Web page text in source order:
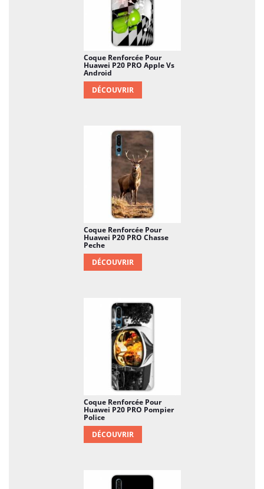
Coque Renforcée Pour
Huawei P20 PRO Apple Vs
Android
DÉCOUVRIR
Coque Renforcée Pour
Huawei P20 PRO Chasse
Peche
DÉCOUVRIR
Coque Renforcée Pour
Huawei P20 PRO Pompier
Police
DÉCOUVRIR